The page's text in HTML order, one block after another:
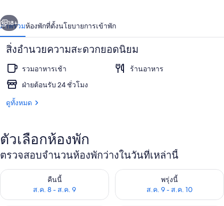
า
ถัดไป
18+
ภาพรวมห้องพักที่ตั้งนโยบายการเข้าพัก
สิ่งอำนวยความสะดวกยอดนิยม
รวมอาหารเช้า
ร้านอาหาร
ฝ่ายต้อนรับ 24 ชั่วโมง
ดูทั้งหมด
ตัวเลือกห้องพัก
ตรวจสอบจำนวนห้องพักว่างในวันที่เหล่านี้
คืนนี้
ส.ค. 8 - ส.ค. 9
ตรวจสอบจำนวนห้องพักว่างในคืนนี้ ส.ค. 8 - ส.ค. 9พรุ่งนี้
ส.ค. 9 - ส.ค. 10
ตรวจสอบจำนวนห้องพักว่างใน